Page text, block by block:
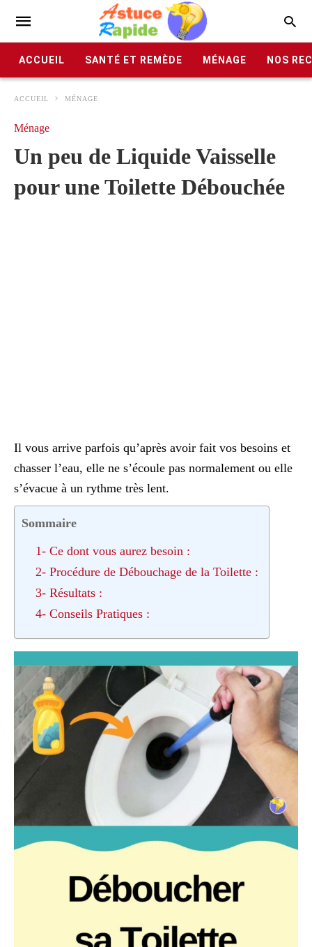
ACCUEIL SANTÉ ET REMÈDE MÉNAGE NOS
ACCUEIL MÉNAGE
Ménage
Un peu de Liquide Vaisselle
pour une Toilette Débouchée
Il vous arrive parfois qu’après avoir fait vos besoins et
chasser l’eau, elle ne s’écoule pas normalement ou elle
s’évacue à un rythme très lent.
Sommaire
1- Ce dont vous aurez besoin :
2- Procédure de Débouchage de la Toilette :
3- Résultats :
4- Conseils Pratiques :